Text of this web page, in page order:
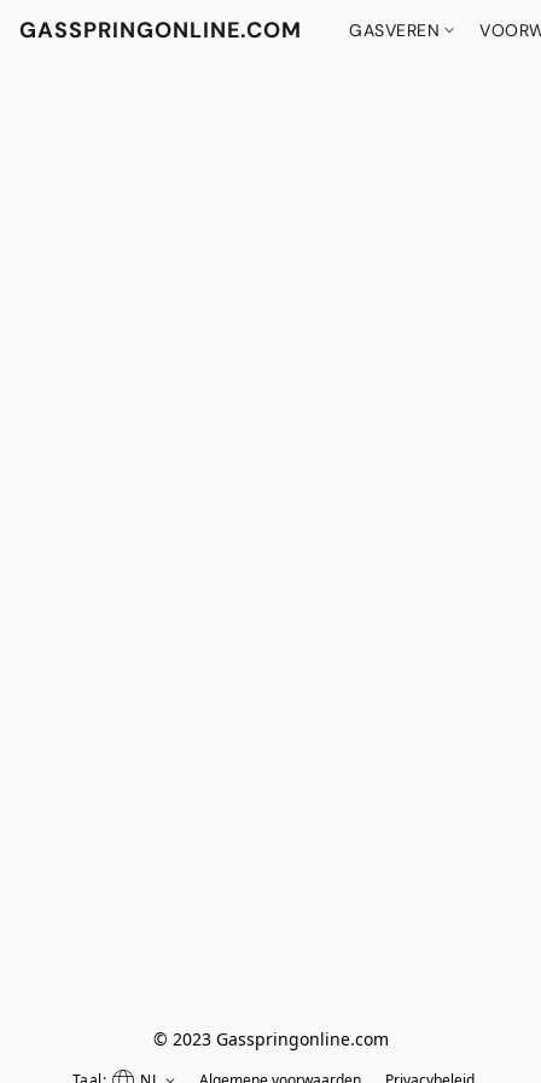
GASSPRINGONLINE.COM GASVEREN
© 2023 Gasspringonline.com